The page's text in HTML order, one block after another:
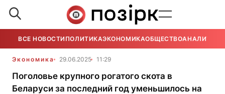
ВСЕ НОВОСТИ ПОЛИТИКАЭКОНОМИКАОБЩЕСТВОАНАЛИТИКА
Экономика 29.06.2025 11:29
Поголовье крупного рогатого скота в
Беларуси за последний год уменьшилось на